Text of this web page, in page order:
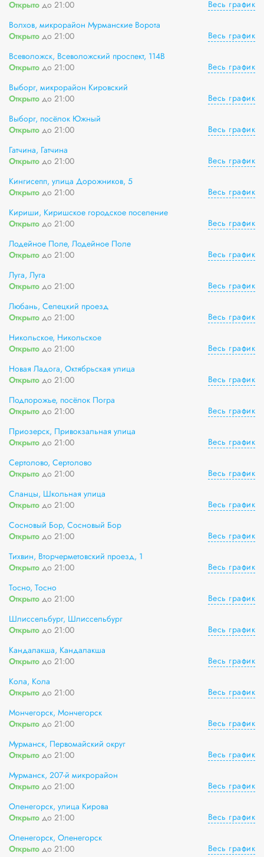
Открыто до 21:00
Весь график
Волхов, микрорайон Мурманские Ворота
Открыто до 21:00
Весь график
Всеволожск, Всеволожский проспект, 114В
Открыто до 21:00
Весь график
Выборг, микрорайон Кировский
Открыто до 21:00
Весь график
Выборг, посёлок Южный
Открыто до 21:00
Весь график
Гатчина, Гатчина
Открыто до 21:00
Весь график
Кингисепп, улица Дорожников, 5
Открыто до 21:00
Весь график
Кириши, Киришское городское поселение
Открыто до 21:00
Весь график
Лодейное Поле, Лодейное Поле
Открыто до 21:00
Весь график
Луга, Луга
Открыто до 21:00
Весь график
Любань, Селецкий проезд
Открыто до 21:00
Весь график
Никольское, Никольское
Открыто до 21:00
Весь график
Новая Ладога, Октябрьская улица
Открыто до 21:00
Весь график
Подпорожье, посёлок Погра
Открыто до 21:00
Весь график
Приозерск, Привокзальная улица
Открыто до 21:00
Весь график
Сертолово, Сертолово
Открыто до 21:00
Весь график
Сланцы, Школьная улица
Открыто до 21:00
Весь график
Сосновый Бор, Сосновый Бор
Открыто до 21:00
Весь график
Тихвин, Вторчерметовский проезд, 1
Открыто до 21:00
Весь график
Тосно, Тосно
Открыто до 21:00
Весь график
Шлиссельбург, Шлиссельбург
Открыто до 21:00
Весь график
Кандалакша, Кандалакша
Открыто до 21:00
Весь график
Кола, Кола
Открыто до 21:00
Весь график
Мончегорск, Мончегорск
Открыто до 21:00
Весь график
Мурманск, Первомайский округ
Открыто до 21:00
Весь график
Мурманск, 207-й микрорайон
Открыто до 21:00
Весь график
Оленегорск, улица Кирова
Открыто до 21:00
Весь график
Оленегорск, Оленегорск
Открыто до 21:00
Весь график